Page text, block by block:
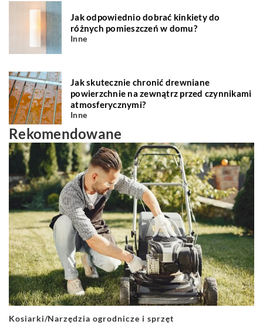
Jak odpowiednio dobrać kinkiety do
różnych pomieszczeń w domu?
Inne
Jak skutecznie chronić drewniane
powierzchnie na zewnątrz przed czynnikami
atmosferycznymi?
Inne
Rekomendowane
Kosiarki/Narzędzia ogrodnicze i sprzęt